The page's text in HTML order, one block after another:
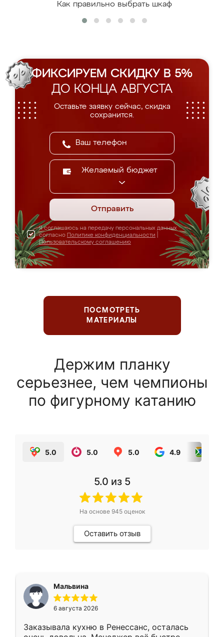
Как правильно выбрать шкаф
ФИКСИРУЕМ СКИДКУ В 5%
ДО КОНЦА АВГУСТА
Оставьте заявку сейчас, скидка
сохранится.
Желаемый бюджет
Отправить
Я соглашаюсь на передачу персональных данных
согласно Политике конфиденциальности
Пользовательскому соглашению
ПОСМОТРЕТЬ
МАТЕРИАЛЫ
Держим планку
серьезнее, чем чемпионы
по фигурному катанию
5.0 5.0 5.0 4.9
5.0 из 5
На основе 945оценок
Оставить отзыв
Мальвина
6 августа 2026
Заказывала кухню в Ренессанс, осталась